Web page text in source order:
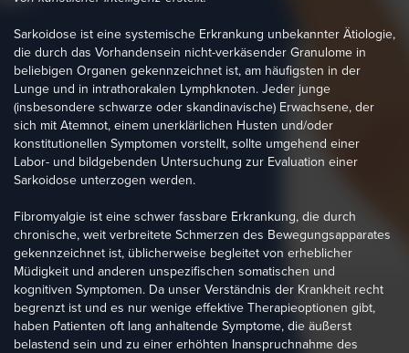
Sarkoidose ist eine systemische Erkrankung unbekannter Ätiologie,
die durch das Vorhandensein nicht-verkäsender Granulome in
beliebigen Organen gekennzeichnet ist, am häufigsten in der
Lunge und in intrathorakalen Lymphknoten. Jeder junge
(insbesondere schwarze oder skandinavische) Erwachsene, der
sich mit Atemnot, einem unerklärlichen Husten und/oder
konstitutionellen Symptomen vorstellt, sollte umgehend einer
Labor- und bildgebenden Untersuchung zur Evaluation einer
Sarkoidose unterzogen werden.
Fibromyalgie ist eine schwer fassbare Erkrankung, die durch
chronische, weit verbreitete Schmerzen des Bewegungsapparates
gekennzeichnet ist, üblicherweise begleitet von erheblicher
Müdigkeit und anderen unspezifischen somatischen und
kognitiven Symptomen. Da unser Verständnis der Krankheit recht
begrenzt ist und es nur wenige effektive Therapieoptionen gibt,
haben Patienten oft lang anhaltende Symptome, die äußerst
belastend sein und zu einer erhöhten Inanspruchnahme des